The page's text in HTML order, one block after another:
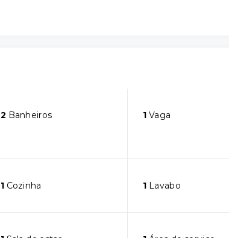
2 Banheiros 1 Vaga
1Cozinha 1 Lavabo